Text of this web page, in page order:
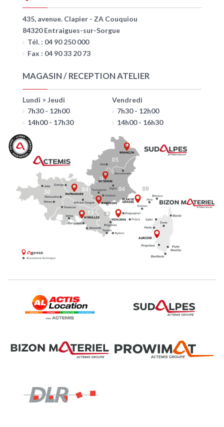
435, avenue. Clapier - ZA Couquiou
84320 Entraigues-sur-Sorgue
Tél. : 04 90 250 000
Fax : 04 90 33 20 73
MAGASIN / RECEPTION ATELIER
Lundi > Jeudi
7h30 - 12h00
14h00 - 17h30
Vendredi
7h30 - 12h00
14h00 - 16h30